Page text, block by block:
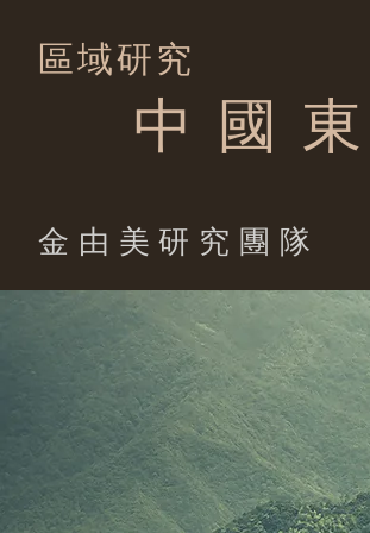
區域研究
中 國 東
​金由美研究團隊